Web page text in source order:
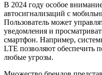
В 2024 году особое
автосигнализаций с
Пользователь может
уведомления и
смартфон. Например,
LTE позволяют обеспечить
любые угрозы.